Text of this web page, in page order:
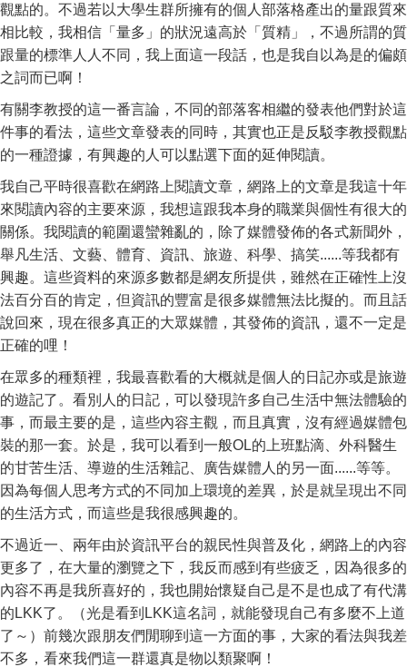
觀點的。不過若以大學生群所擁有的個人部落格產出的量跟質來
相比較，我相信「量多」的狀況遠高於「質精」，不過所謂的質
跟量的標準人人不同，我上面這一段話，也是我自以為是的偏頗
之詞而已啊！
有關李教授的這一番言論，不同的部落客相繼的發表他們對於這
件事的看法，這些文章發表的同時，其實也正是反駁李教授觀點
的一種證據，有興趣的人可以點選下面的延伸閱讀。
我自己平時很喜歡在網路上閱讀文章，網路上的文章是我這十年
來閱讀內容的主要來源，我想這跟我本身的職業與個性有很大的
關係。我閱讀的範圍還蠻雜亂的，除了媒體發佈的各式新聞外，
舉凡生活、文藝、體育、資訊、旅遊、科學、搞笑......等我都有
興趣。這些資料的來源多數都是網友所提供，雖然在正確性上沒
法百分百的肯定，但資訊的豐富是很多媒體無法比擬的。而且話
說回來，現在很多真正的大眾媒體，其發佈的資訊，還不一定是
正確的哩！
在眾多的種類裡，我最喜歡看的大概就是個人的日記亦或是旅遊
的遊記了。看別人的日記，可以發現許多自己生活中無法體驗的
事，而最主要的是，這些內容主觀，而且真實，沒有經過媒體包
裝的那一套。於是，我可以看到一般OL的上班點滴、外科醫生
的甘苦生活、導遊的生活雜記、廣告媒體人的另一面......等等。
因為每個人思考方式的不同加上環境的差異，於是就呈現出不同
的生活方式，而這些是我很感興趣的。
不過近一、兩年由於資訊平台的親民性與普及化，網路上的內容
更多了，在大量的瀏覽之下，我反而感到有些疲乏，因為很多的
內容不再是我所喜好的，我也開始懷疑自己是不是也成了有代溝
的LKK了。（光是看到LKK這名詞，就能發現自己有多麼不上道
了～）前幾次跟朋友們閒聊到這一方面的事，大家的看法與我差
不多，看來我們這一群還真是物以類聚啊！